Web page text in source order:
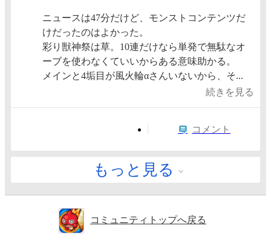
ニュースは47分だけど、モンストコンテンツだ
けだったのはよかった。
彩り獣神祭は草。10連だけなら単発で無駄なオ
ーブを使わなくていいからある意味助かる。
メインと4垢目が風火輪αさんいないから、そ...
続きを見る
コメント
もっと見る
コミュニティトップへ戻る